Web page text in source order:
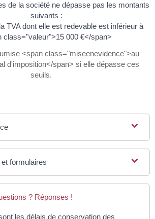
de la société ne dépasse pas les montants
suivants :
TVA dont elle est redevable est inférieur à
class="valeur">15 000 €</span>
<span class="miseenevidence">au
d'imposition</span> si elle dépasse ces
seuils.
formulaires
? Réponses !
les délais de conservation des